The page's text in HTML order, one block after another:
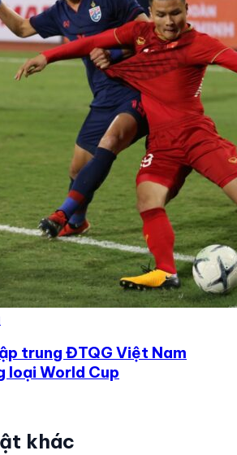
trung ĐTQG Việt Nam
loại World Cup
khác